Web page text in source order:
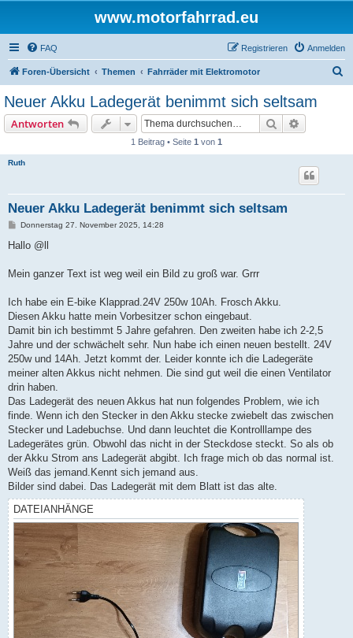
www.motorfahrrad.eu
FAQ Anmelden
Registrieren
Foren-Übersicht Themen Fahrräder mit Elektromotor
Neuer Akku Ladegerät benimmt sich seltsam
Antworten Suche
1 Beitrag • Seite 1 von 1
Ruth
Neuer Akku Ladegerät benimmt sich seltsam
B
i
a
Donnerstag 27. November 2025, 14:28
Hallo @ll
Mein ganzer Text ist weg weil ein Bild zu groß war. Grrr
Ich habe ein E-bike Klapprad.24V 250w 10Ah. Frosch Akku.
Diesen Akku hatte mein Vorbesitzer schon eingebaut.
Damit bin ich bestimmt 5 Jahre gefahren. Den zweiten habe ich 2-2,5
Jahre und der schwächelt sehr. Nun habe ich einen neuen bestellt. 24V
250w und 14Ah. Jetzt kommt der. Leider konnte ich die Ladegeräte
meiner alten Akkus nicht nehmen. Die sind gut weil die einen Ventilator
drin haben.
Das Ladegerät des neuen Akkus hat nun folgendes Problem, wie ich
finde. Wenn ich den Stecker in den Akku stecke zwiebelt das zwischen
Stecker und Ladebuchse. Und dann leuchtet die Kontrolllampe des
Ladegerätes grün. Obwohl das nicht in der Steckdose steckt. So als ob
der Akku Strom ans Ladegerät abgibt. Ich frage mich ob das normal ist.
Weiß das jemand.Kennt sich jemand aus.
Bilder sind dabei. Das Ladegerät mit dem Blatt ist das alte.
DATEIANHÄNGE